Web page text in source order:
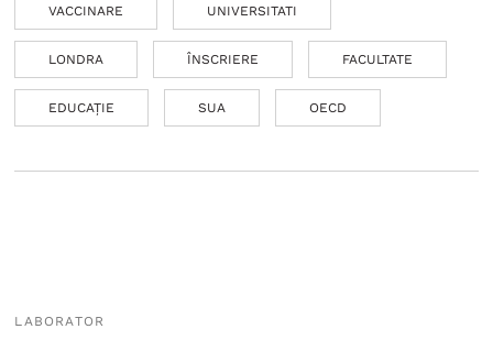
VACCINARE UNIVERSITATI
LONDRA ÎNSCRIERE FACULTATE
EDUCAȚIE SUA OECD
LABORATOR